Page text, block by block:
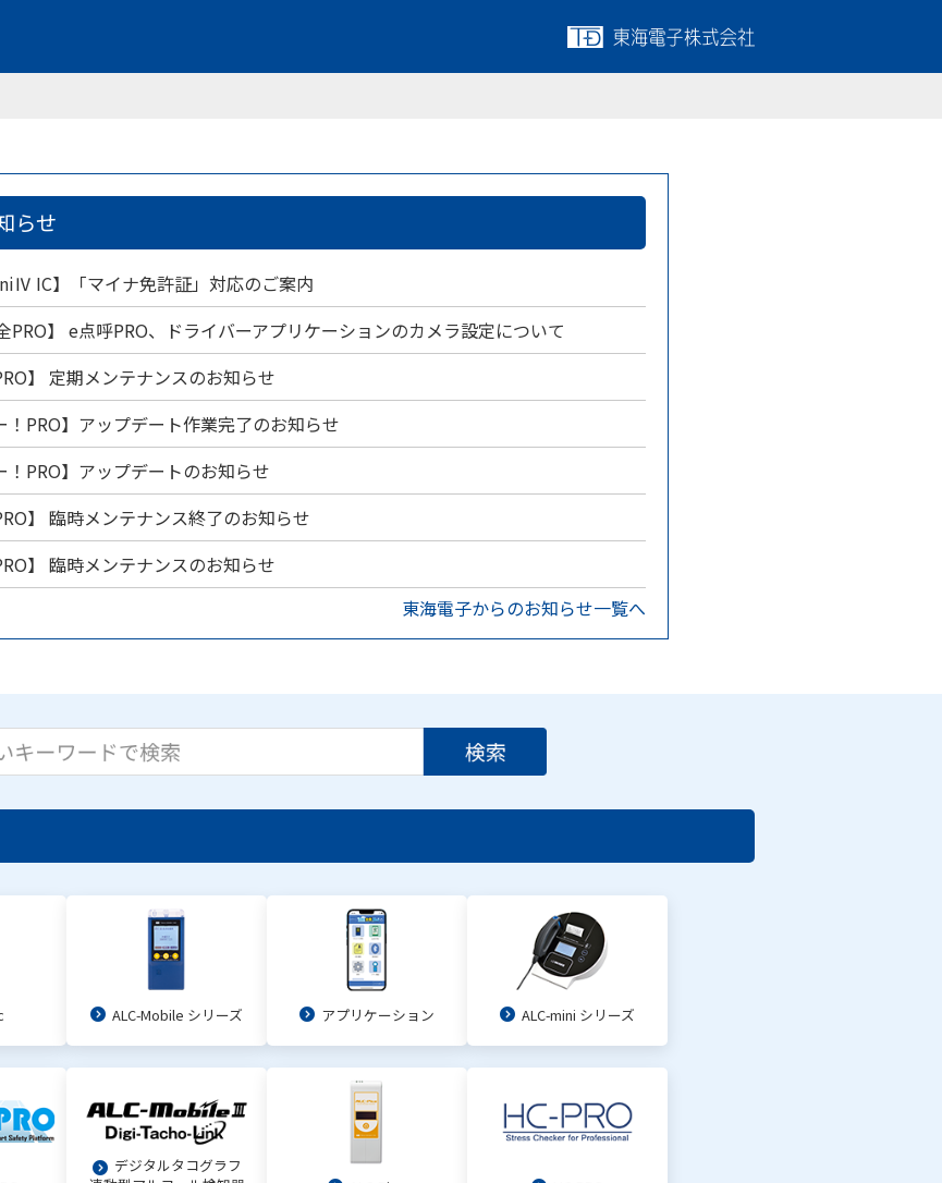
らせ
IC】「マイナ免許証」対応のご案内
PRO】 e点呼PRO、ドライバーアプリケーションのカメラ設定について
】 定期メンテナンスのお知らせ
！PRO】アップデート作業完了のお知らせ
！PRO】アップデートのお知らせ
】 臨時メンテナンス終了のお知らせ
】 臨時メンテナンスのお知らせ
東海電子からのお知らせ一覧へ
ALC-Mobile シリーズ アプリケーション ALC-mini シリーズ
デジタルタコグラフ